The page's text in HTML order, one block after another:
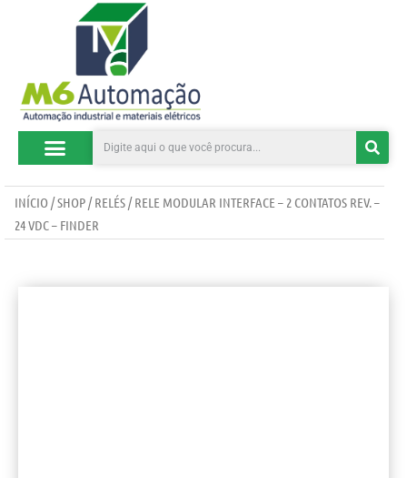
INÍCIO/SHOP/RELÉS/ RELE MODULAR INTERFACE – 2 CONTATOS REV. –
24 VDC – FINDER